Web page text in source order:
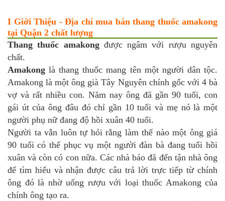
I Giới Thiệu - Địa chỉ mua bán thang thuốc amakong
tại Quận 2 chất lượng
Thang thuốc amakongđược ngâm với rượu nguyên
chất.
Amakong là thang thuốc mang tên một người dân tộc.
Amakong là một ông già Tây Nguyên chính gốc với 4 bà
vợ và rất nhiều con. Năm nay ông đã gần 90 tuổi, con
gái út của ông đâu đó chỉ gần 10 tuổi và mẹ nó là một
người phụ nữ đang độ hồi xuân 40 tuổi.
Người ta vẫn luôn tự hỏi rằng làm thế nào một ông giá
90 tuổi có thể phục vụ một người đàn bà đang tuổi hồi
xuân và còn có con nữa. Các nhà báo đã đến tận nhà ông
để tìm hiểu và nhận được câu trả lời trực tiếp từ chính
ông đó là nhờ uống rượu với loại thuốc Amakong của
chính ông tạo ra.